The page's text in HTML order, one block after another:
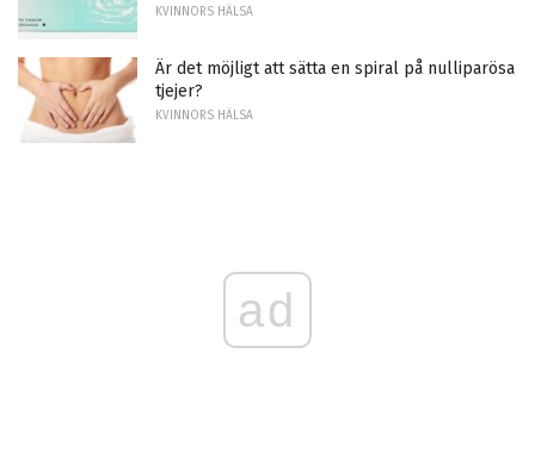
KVINNORS HÄLSA
Är det möjligt att sätta en spiral på nulliparösa
tjejer?
KVINNORS HÄLSA
ad